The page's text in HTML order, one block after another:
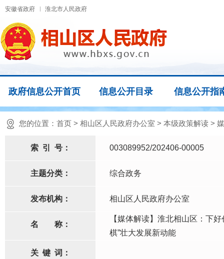
安徽省政府 淮北市人民政府
政府信息公开首页 信息公开目录 信息公开指
您的位置： 首页 > 相山区人民政府办公室 > 本级政策解读 >
索 引 号： 003089952/202406-00005
主题分类： 综合政务
发布机构： 相山区人民政府办公室
名 称：
【媒体解读】淮北相山区：下好
棋”壮大发展新动能
关 键 词：